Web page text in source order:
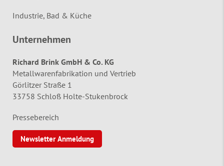
Industrie, Bad & Küche
Unternehmen
Richard Brink GmbH & Co. KG
Metallwarenfabrikation und Vertrieb
Görlitzer Straße 1
33758 Schloß Holte-Stukenbrock
Pressebereich
Newsletter Anmeldung